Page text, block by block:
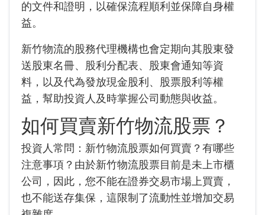
的文件和證明，以確保流程順利並保障自身權
益。
新竹物流的股務代理機構也會定期向其股東發
送股東名冊、股利分配表、股東會通知等資
料， 以及代為發放現金股利、股票股利等權
益，幫助投資人及時掌握公司動態與收益。
如何買賣新竹物流股票？
投資人常問：新竹物流股票如何買賣？有哪些
注意事項？由於新竹物流股票目前是未上市櫃
公司，因此，您不能在證券交易市場上買賣，
也不能送存集保，這限制了流動性並增加交易